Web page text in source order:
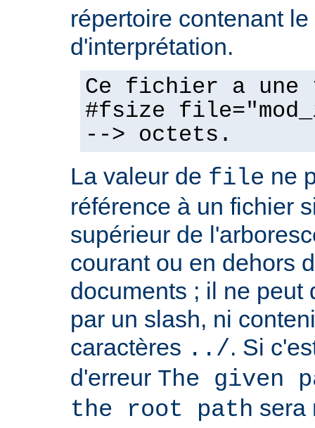
répertoire contenant
d'interprétation.
Ce fichier a
#fsize
--> octets.
La valeur de file ne
référence à un fichier
supérieur de
courant ou en dehors
documents ; il ne peut
par un slash, ni
caractères ../. Si
d'erreur The given
the root path sera